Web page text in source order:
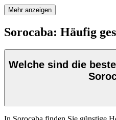
Mehr anzeigen
Sorocaba: Häufig
Welche sind die